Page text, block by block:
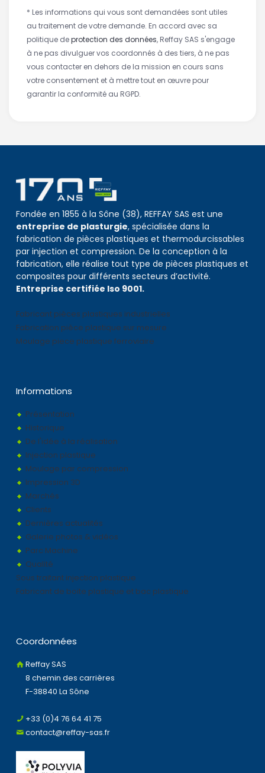
* Les informations qui vous sont demandées sont utiles
au traitement de votre demande. En accord avec sa
politique deprotection des données, Reffay SAS s'engage
à ne pas divulguer vos coordonnés à des tiers, à ne pas
vous contacter en dehors de la mission en cours sans
votre consentement et à mettre tout en œuvre pour
garantir la conformité au RGPD.
Fondée en 1855 à la Sône (38), REFFAY SAS est une
entreprise de plasturgie, spécialisée dans la
fabrication de pièces plastiques et thermodurcissables
par injection et compression. De la conception à la
fabrication, elle réalise tout type de pièces plastiques et
composites pour différents secteurs d’activité.
Entreprise certifiée Iso 9001.
Fabricant pièces plastiques industrielles
Fabrication pièce plastique sur mesure
Moulage piece plastique ferroviaire
Informations
Présentation
Historique
De l'idée à la réalisation
Injection plastique
Moulage par compression
Impression 3D
Marchés
Clients
Dernières actualités
Galerie photos & vidéos
Parc Machine
Qualité
Sous traitant injection plastique
Fabricant de boite plastique et bac plastique
Coordonnées
Reffay SAS
8 chemin des carrières
F-38840 La Sône
+33 (0)4 76 64 41 75
contact@reffay-sas.fr